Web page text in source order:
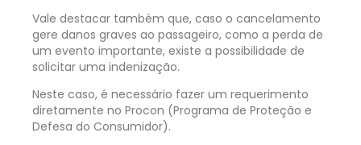
Vale destacar também que, caso o cancelamento
gere danos graves ao passageiro, como a perda de
um evento importante, existe a possibilidade de
solicitar uma indenização.
Neste caso, é necessário fazer um requerimento
diretamente no Procon (Programa de Proteção e
Defesa do Consumidor).